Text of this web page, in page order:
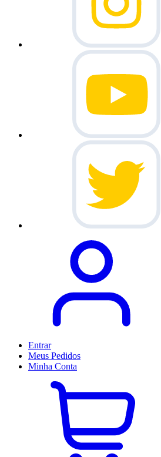
Entrar
Meus Pedidos
Minha Conta